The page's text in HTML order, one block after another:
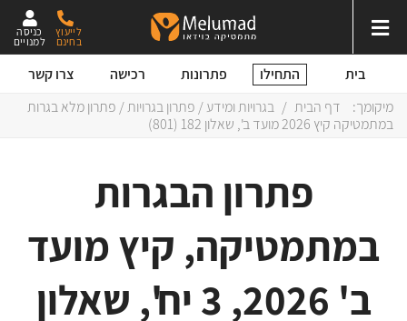
כניסה
למנויים
לייעוץ
בחינם
בית התחילו פתרונות רכישה צרו קשר
פתרון הבגרות
במתמטיקה, קיץ מועד
ב' 2026, 3 יח', שאלון
מיקומך: דף הבית / בגרויות ומידע/ פתרון בגרויות/ פתרון מלא בגרות
במתמטיקה קיץ 2026 מועד ב', שאלון 182 (801)